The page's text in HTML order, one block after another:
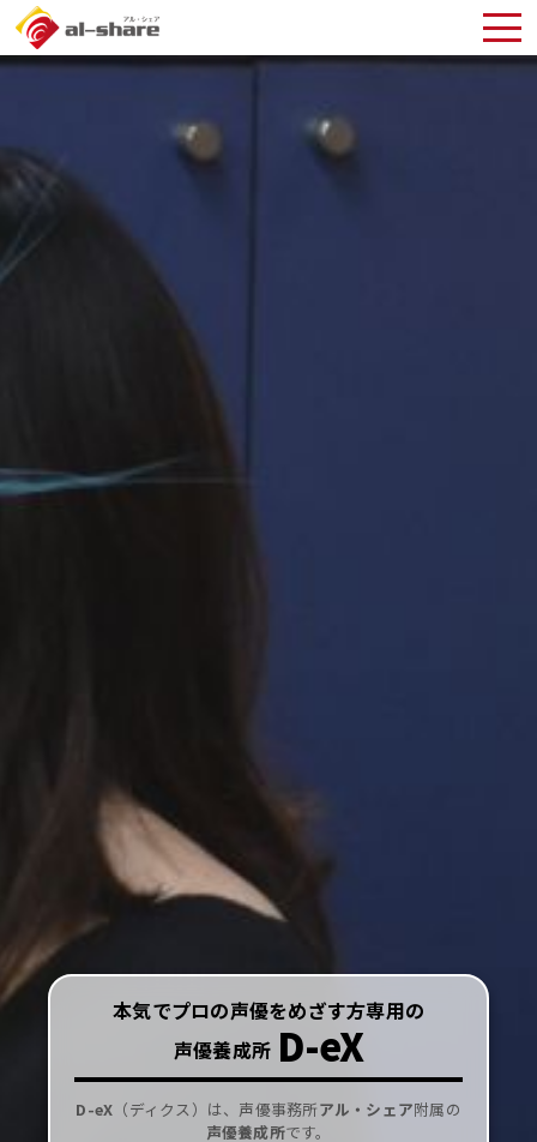
本気でプロの声優をめざす方専用の
声優養成所 D-eX
D-eX （ディクス）は、 声優事務所アル・シェア附属の
声優養成所です。